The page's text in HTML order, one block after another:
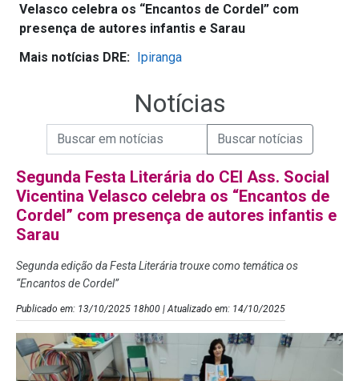
Velasco celebra os “Encantos de Cordel” com
presença de autores infantis e Sarau
Mais notícias DRE: Ipiranga
Notícias
Campo de Busca de Notícias
Campo de Busca de informaçõesEnviar a Busca de Notícias
Segunda Festa Literária do CEI Ass. Social
Vicentina Velasco celebra os “Encantos de
Cordel” com presença de autores infantis e
Sarau
Segunda edição da Festa Literária trouxe como temática os
“Encantos de Cordel”
Publicado em: 13/10/2025 18h00 | Atualizado em: 14/10/2025